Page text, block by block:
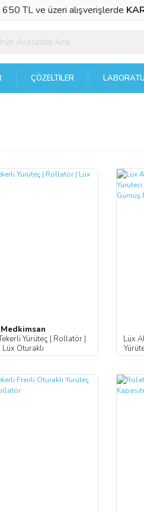
650 TL ve üzeri alışverişlerde
ÇÖZELTILER
Medkimsan
Yürüteç | Rollatör |
Lüx Oturaklı
Lüx